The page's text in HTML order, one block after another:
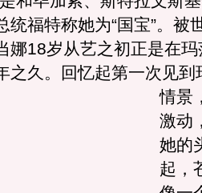
统福特称她为“国宝”。被
娜18岁从艺之初正是在
久。
回忆起第一次见到
情景
激动
她的
起，